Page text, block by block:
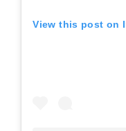
View this post on